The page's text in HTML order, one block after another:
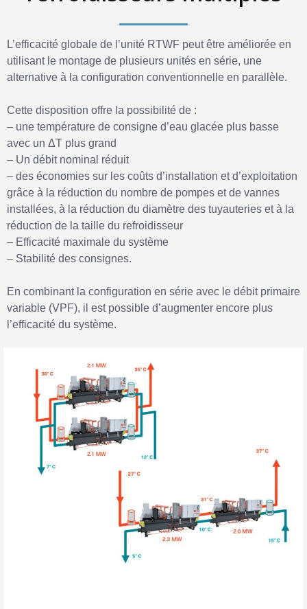
L’efficacité globale de l’unité RTWF peut être améliorée en
utilisant le montage de plusieurs unités en série, une
alternative à la configuration conventionnelle en parallèle.
Cette disposition offre la possibilité de :
– une température de consigne d’eau glacée plus basse
avec un ΔT plus grand
– Un débit nominal réduit
– des économies sur les coûts d’installation et d’exploitation
grâce à la réduction du nombre de pompes et de vannes
installées, à la réduction du diamètre des tuyauteries et à la
réduction de la taille du refroidisseur
– Efficacité maximale du système
– Stabilité des consignes.
En combinant la configuration en série avec le débit primaire
variable (VPF), il est possible d’augmenter encore plus
l’efficacité du système.